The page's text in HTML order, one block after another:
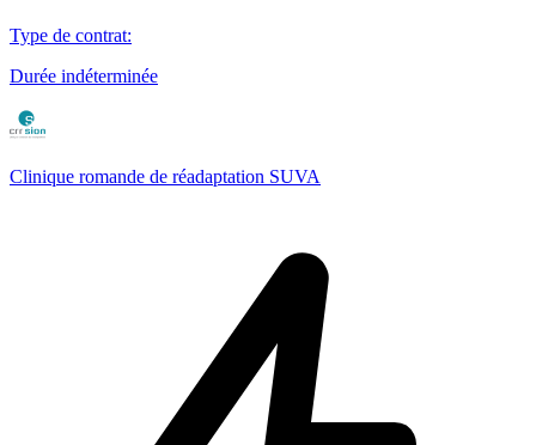
Type de contrat:
Durée indéterminée
Clinique romande de réadaptation SUVA